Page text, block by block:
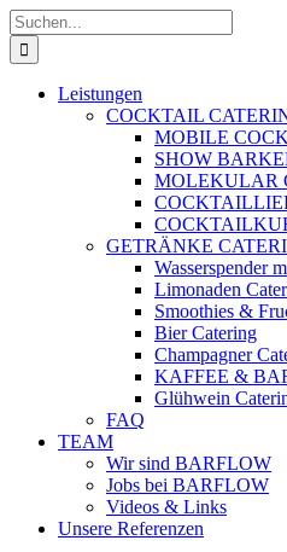
Zum
Inhalt
springen
Suche
nach:
Leistungen
COCKTAIL
MOBILE
SHOW
MOLEKULAR
GETRÄNKE
Wasserspender
Limonaden
Smoothies &
Bier Catering
Champagner
KAFFEE &
Glühwein
FAQ
TEAM
Wir sind BARFLOW
Jobs bei BARFLOW
Videos & Links
Unsere Referenzen